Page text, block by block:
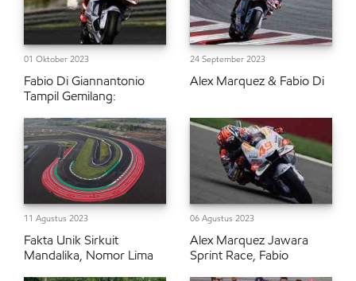
01 Oktober 2023
Fabio Di Giannantonio
Tampil Gemilang:
24 September 2023
Alex Marquez & Fabio Di
11 Agustus 2023
Fakta Unik Sirkuit
Mandalika, Nomor Lima
06 Agustus 2023
Alex Marquez Jawara
Sprint Race, Fabio